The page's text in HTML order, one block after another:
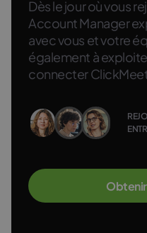
Dès le jour où vous
Account Manager
avec vous et votre
également à
connecter